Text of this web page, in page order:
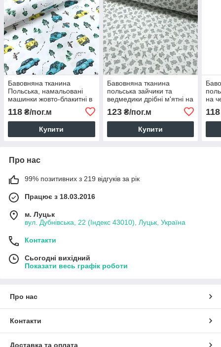
Бавовняна тканина
Польська, намальовані
машинки жовто-блакитні в
(0269)
118 ₴/пог.м
Купити
Бавовняна тканина
польська зайчики та
ведмедики дрібні м'ятні на
123₴/пог.м
Купити
на
118
Про нас
99% позитивних з 219 відгуків за рік
Працює з 18.03.2016
м. Луцьк
вул. Дубнівська, 22 (Індекс 43010), Луцьк, Україна
Контакти
Сьогодні вихідний
Показати весь графік роботи
Про нас
Контакти
Доставка та оплата